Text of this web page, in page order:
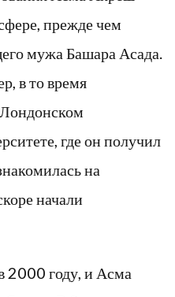
прежде чем
мужа Башара Асада.
в то время
Лондонском
где он получил
на
начали
2000 году, и Асма